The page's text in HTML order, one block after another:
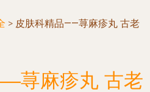
> 皮肤科精品——荨麻疹丸 古老
荨麻疹丸 古老